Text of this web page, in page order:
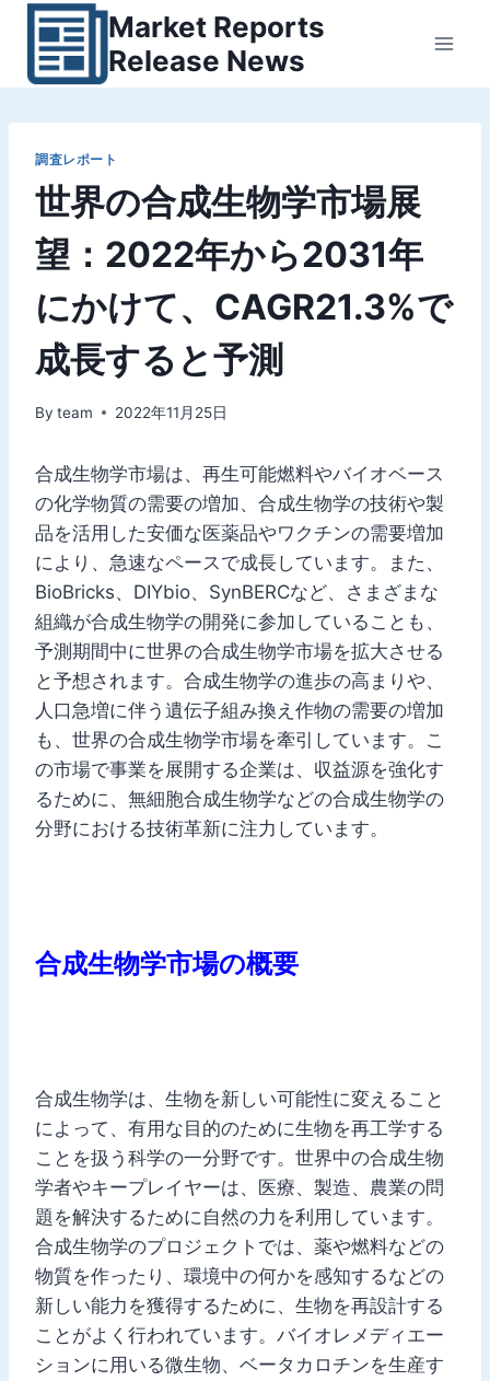
Market Reports
Release News
調査レポート
世界の合成生物学市場展
望：2022年から2031年
にかけて、CAGR21.3%で
成長すると予測
By team 2022年11月25日
合成生物学市場は、再生可能燃料やバイオベース
の化学物質の需要の増加、合成生物学の技術や製
品を活用した安価な医薬品やワクチンの需要増加
により、急速なペースで成長しています。また、
BioBricks、DIYbio、SynBERCなど、さまざまな
組織が合成生物学の開発に参加していることも、
予測期間中に世界の合成生物学市場を拡大させる
と予想されます。合成生物学の進歩の高まりや、
人口急増に伴う遺伝子組み換え作物の需要の増加
も、世界の合成生物学市場を牽引しています。こ
の市場で事業を展開する企業は、収益源を強化す
るために、無細胞合成生物学などの合成生物学の
分野における技術革新に注力しています。
合成生物学市場の概要
合成生物学は、生物を新しい可能性に変えること
によって、有用な目的のために生物を再工学する
ことを扱う科学の一分野です。世界中の合成生物
学者やキープレイヤーは、医療、製造、農業の問
題を解決するために自然の力を利用しています。
合成生物学のプロジェクトでは、薬や燃料などの
物質を作ったり、環境中の何かを感知するなどの
新しい能力を獲得するために、生物を再設計する
ことがよく行われています。バイオレメディエー
ションに用いる微生物、ベータカロチンを生産す